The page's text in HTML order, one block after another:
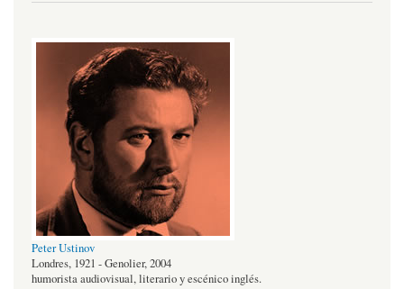
Peter Ustinov
Londres, 1921 - Genolier, 2004
humorista audiovisual, literario y escénico inglés.